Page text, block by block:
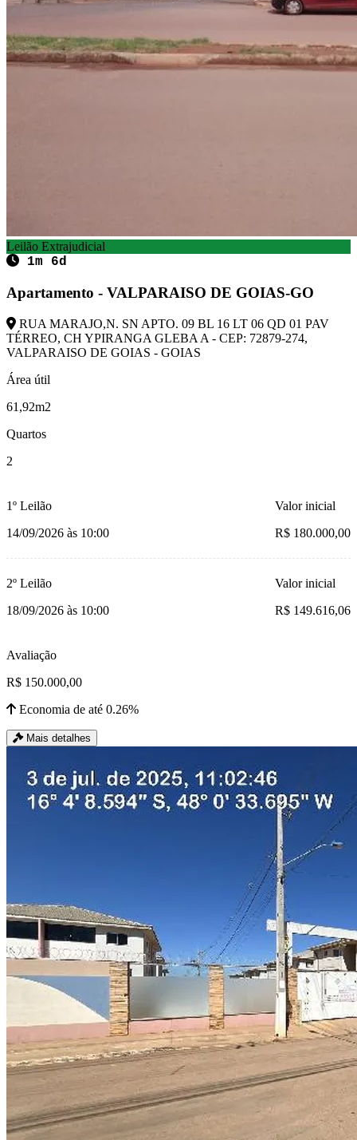
Leilão Extrajudicial
1m 6d
Apartamento - VALPARAISO DE GOIAS-GO
RUA MARAJO,N. SN APTO. 09 BL 16 LT 06 QD 01 PAV
TÉRREO, CH YPIRANGA GLEBA A - CEP: 72879-274,
VALPARAISO DE GOIAS - GOIAS
Área útil
61,92m2
Quartos
2
1º Leilão
14/09/2026 às 10:00
Valor inicial
R$ 180.000,00
2º Leilão
18/09/2026 às 10:00
Valor inicial
R$ 149.616,06
Avaliação
R$ 150.000,00
Economia de até 0.26%
Mais detalhes